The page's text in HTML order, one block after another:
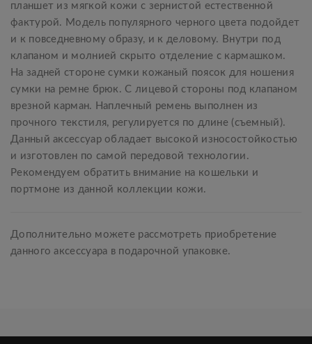
планшет из мягкой кожи с зернистой естественной
фактурой. Модель популярного черного цвета подойдет
и к повседневному образу, и к деловому. Внутри под
клапаном и молнией скрыто отделение с кармашком.
На задней стороне сумки кожаный поясок для ношения
сумки на ремне брюк. С лицевой стороны под клапаном
врезной карман. Наплечный ремень выполнен из
прочного текстиля, регулируется по длине (съемный).
Данный аксессуар обладает высокой износостойкостью
и изготовлен по самой передовой технологии.
Рекомендуем обратить внимание на кошельки и
портмоне из данной коллекции кожи.
Дополнительно можете рассмотреть приобретение
данного аксессуара в подарочной упаковке.